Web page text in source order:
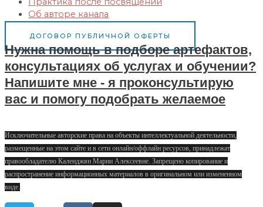
Об авторе канала
ДОГОВОР ПУБЛИЧНОЙ ОФЕРТЫ
Нужна помощь в подборе артефактов,
консультациях об услугах и обучении?
Напишите мне - я проконсультирую
вас и помогу подобрать желаемое
Исключительные авторские права на объекты интеллектуальной деятельности,
размещенные на этом сайте и в сети онлайн/оффлайн ресурсов, принадлежат
правообладателю Календжян Марии Алексеевне. Запрещено копирование и
распространение информационных материалов в оригинальном или измененном
виде.